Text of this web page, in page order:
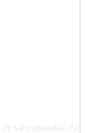
vara abstrakta. Så